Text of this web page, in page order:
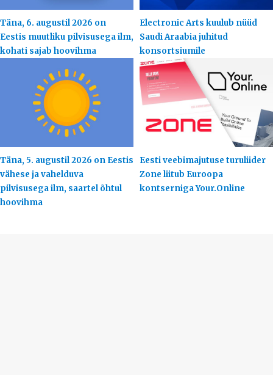
Täna, 6. augustil 2026 on
Eestis muutliku pilvisusega ilm,
kohati sajab hoovihma
Electronic Arts kuulub nüüd
Saudi Araabia juhitud
konsortsiumile
Täna, 5. augustil 2026 on Eestis
vähese ja vahelduva
pilvisusega ilm, saartel õhtul
hoovihma
Eesti veebimajutuse turuliider
Zone liitub Euroopa
kontserniga Your.Online